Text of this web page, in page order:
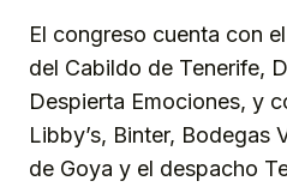
El congreso cuenta con
del Cabildo de Tenerife,
Despierta Emociones, y
Libby’s, Binter, Bodegas
de Goya y el despacho